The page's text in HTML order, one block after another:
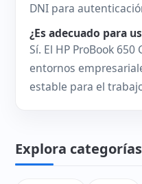
DNI para
¿Es adecuado para
Sí. El HP ProBook
entornos
estable para el
Explora